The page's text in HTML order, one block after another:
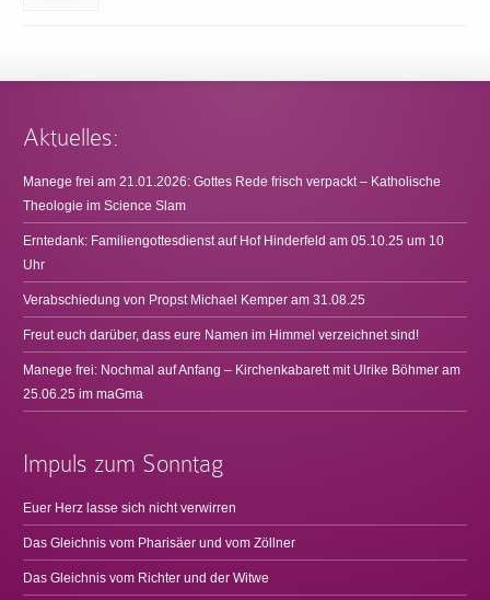
Aktuelles:
Manege frei am 21.01.2026: Gottes Rede frisch verpackt – Katholische
Theologie im Science Slam
Erntedank: Familiengottesdienst auf Hof Hinderfeld am 05.10.25 um 10
Uhr
Verabschiedung von Propst Michael Kemper am 31.08.25
Freut euch darüber, dass eure Namen im Himmel verzeichnet sind!
Manege frei: Nochmal auf Anfang – Kirchenkabarett mit Ulrike Böhmer am
25.06.25 im maGma
Impuls zum Sonntag
Euer Herz lasse sich nicht verwirren
Das Gleichnis vom Pharisäer und vom Zöllner
Das Gleichnis vom Richter und der Witwe